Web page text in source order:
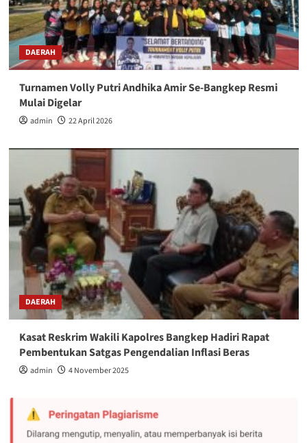
DAERAH
Turnamen Volly Putri Andhika Amir Se-Bangkep Resmi
Mulai Digelar
admin 22 April 2026
DAERAH
Kasat Reskrim Wakili Kapolres Bangkep Hadiri Rapat
Pembentukan Satgas Pengendalian Inflasi Beras
admin 4 November 2025